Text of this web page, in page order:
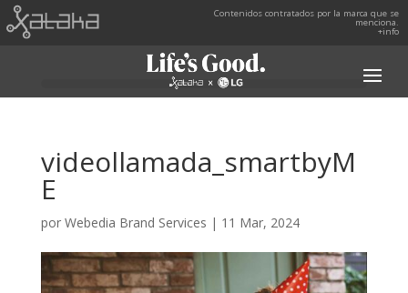
Contenidos contratados por la marca que se
menciona.
+info
videollamada_smartbyM
E
por Webedia Brand Services | 11 Mar, 2024